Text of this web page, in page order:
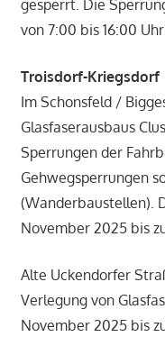
gesperrt. Die
von 7:00 bis 16:00
Troisdorf-Kriegsdorf
Im Schonsfeld /
Glasfaserausbaus
Sperrungen der
Gehwegsperrungen
(Wanderbaustellen).
November 2025 bis
Alte Uckendorfer
Verlegung von
November 2025 bis